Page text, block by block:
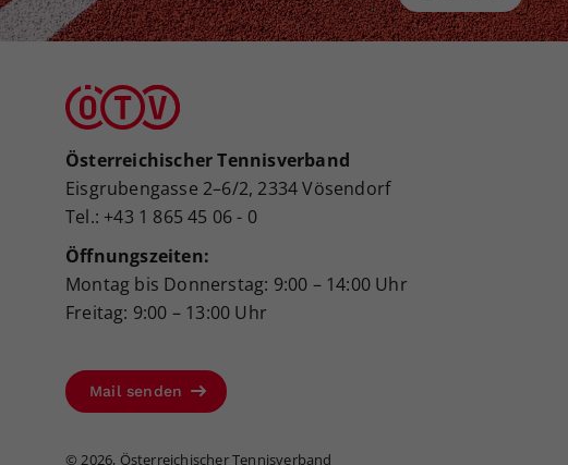
Österreichischer Tennisverband
Eisgrubengasse 2–6/2, 2334 Vösendorf
Tel.: +43 1 865 45 06 - 0
Öffnungszeiten:
Montag bis Donnerstag: 9:00 – 14:00 Uhr
Freitag: 9:00 – 13:00 Uhr
Mail senden
©2026, Österreichischer Tennisverband